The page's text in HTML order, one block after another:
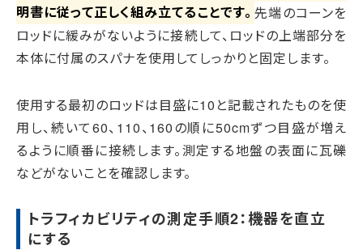
明書に従って正しく組み立てることです。 先端のコーンを
ロッドに緩みがないように接続して、ロッドの上端部分を
本体に付属のスパナを使用してしっかりと固定します。
使用する最初のロッドは目盛に10と記載されたものを使
用し、続いて60、110、160の順に50cmずつ目盛が増え
るように順番に接続します。測定する地盤の表面に瓦礫
などがないことを確認します。
トラフィカビリティの測定手順2：機器を直立
にする